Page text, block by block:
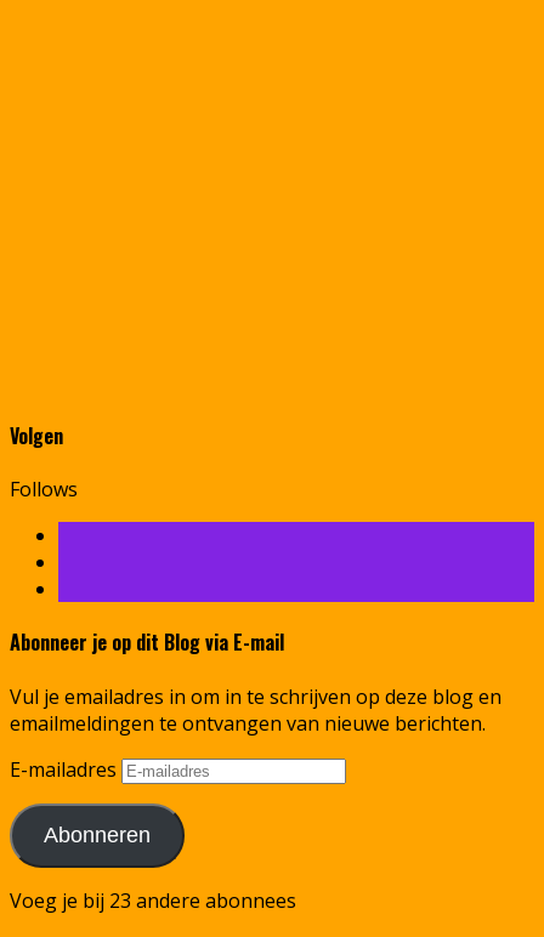
Volgen
Follows
Abonneer je op dit Blog via E-mail
Vul je emailadres in om in te schrijven op deze blog en
emailmeldingen te ontvangen van nieuwe berichten.
E-mailadres
Abonneren
Voeg je bij 23 andere abonnees